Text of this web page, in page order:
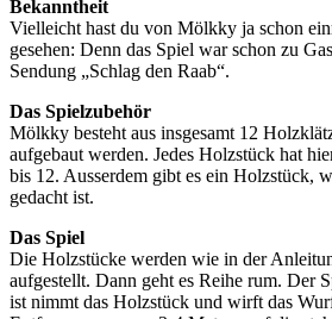
Bekanntheit
Vielleicht hast du von Mölkky ja schon
gesehen: Denn das Spiel war schon zu
Sendung „Schlag den Raab“.
Das Spielzubehör
Mölkky besteht aus insgesamt 12
aufgebaut werden. Jedes Holzstück hat
bis 12. Ausserdem gibt es ein Holzstück,
gedacht ist.
Das Spiel
Die Holzstücke werden wie in der
aufgestellt. Dann geht es Reihe rum. Der
ist nimmt das Holzstück und wirft das